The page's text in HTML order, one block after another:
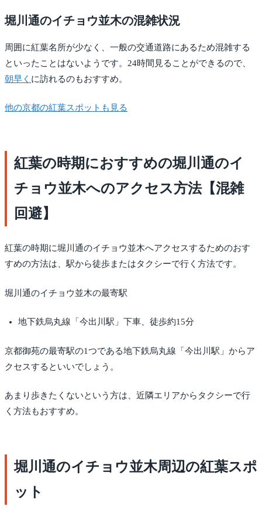
堀川通のイチョウ並木の混雑状況
周囲に紅葉名所が少なく、一般の交通道路にあるため混雑する
といったことはないようです。24時間見ることができるので、
朝早く に訪れるのもおすすめ。
他の京都の紅葉スポットも見る
紅葉の時期におすすめの堀川通のイ
チョウ並木へのアクセス方法【混雑
回避】
紅葉の時期に堀川通のイチョウ並木へアクセスするためのおす
すめの方法は、駅から徒歩またはタクシーで行く方法です。
堀川通のイチョウ並木の最寄駅
地下鉄烏丸線「今出川駅」下車、徒歩約15分
京都御苑の最寄駅の1つである地下鉄烏丸線「今出川駅」からア
クセスするといいでしょう。
あまり歩きたくないという方は、近隣エリアからタクシーで行
く方法もおすすめ。
堀川通のイチョウ並木周辺の紅葉スポ
ット